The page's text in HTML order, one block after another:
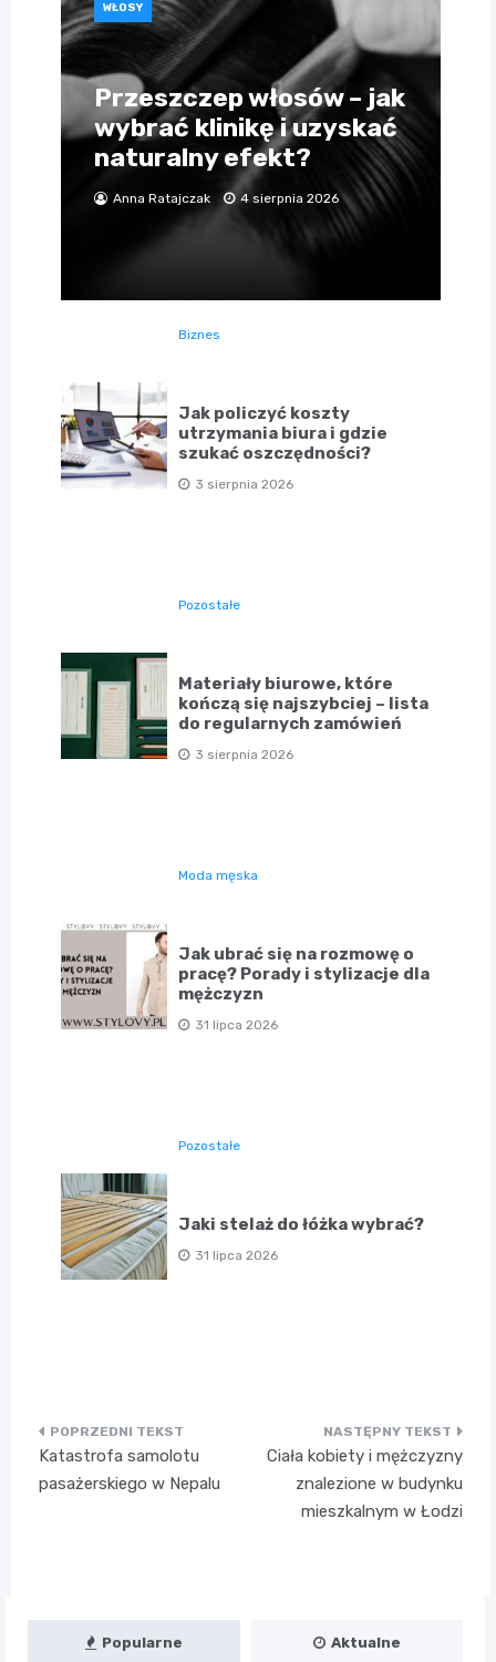
WŁOSY
Przeszczep włosów – jak
wybrać klinikę i uzyskać
naturalny efekt?
Anna Ratajczak 4 sierpnia 2026
Biznes
Jak policzyć koszty
utrzymania biura i gdzie
szukać oszczędności?
3 sierpnia 2026
Pozostałe
Materiały biurowe, które
kończą się najszybciej – lista
do regularnych zamówień
3 sierpnia 2026
Moda męska
Jak ubrać się na rozmowę o
pracę? Porady i stylizacje dla
mężczyzn
31 lipca 2026
Pozostałe
Jaki stelaż do łóżka wybrać?
31 lipca 2026
Nawigacja
wpisu
Katastrofa samolotu
pasażerskiego w Nepalu
Ciała kobiety i mężczyzny
znalezione w budynku
mieszkalnym w Łodzi
Popularne Aktualne